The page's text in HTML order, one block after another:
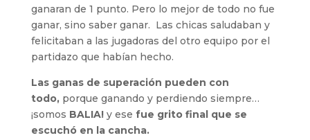
ganaran de 1 punto. Pero lo mejor de todo no fue
ganar, sino saber ganar. Las chicas saludaban y
felicitaban a las jugadoras del otro equipo por el
partidazo que habían hecho.
Las ganas de superación pueden con
todo, porque ganando y perdiendo siempre…
¡somos BALIA! y ese fue grito final que se
escuchó en la cancha.